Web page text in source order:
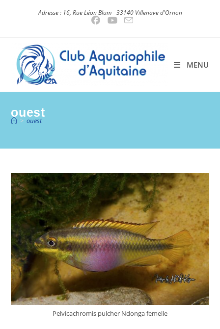
Adresse : 16, Rue Léon Blum - 33140 Villenave d'Ornon
MENU
ouest
> ouest
Pelvicachromis pulcher Ndonga femelle